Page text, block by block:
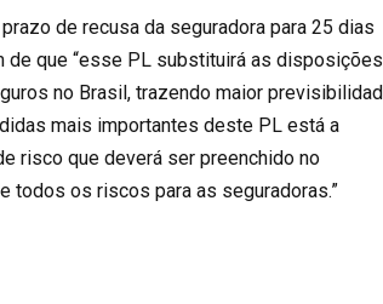
de recusa da seguradora para 25 dias
de que “esse PL substituirá as disposições
no Brasil, trazendo maior
mais importantes deste PL está a
risco que deverá ser preenchido no
todos os riscos para as seguradoras.”